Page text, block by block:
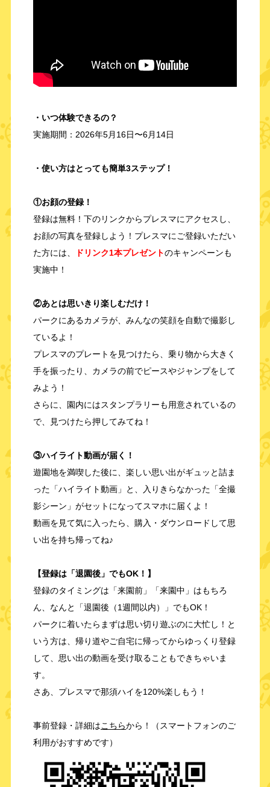
・いつ体験できるの？
実施期間：2026年5月16日〜6月14日
・使い方はとっても簡単3ステップ！
①お顔の登録！
登録は無料！下のリンクからプレスマにアクセスし、
お顔の写真を登録しよう！プレスマにご登録いただい
た方には、
ドリンク1本プレゼントのキャンペーンも
実施中！
②あとは思いきり楽しむだけ！
パークにあるカメラが、みんなの笑顔を自動で撮影し
ているよ！
プレスマのプレートを見つけたら、乗り物から大きく
手を振ったり、カメラの前でピースやジャンプをして
みよう！
さらに、園内にはスタンプラリーも用意されているの
で、見つけたら押してみてね！
③ハイライト動画が届く！
遊園地を満喫した後に、楽しい思い出がギュッと詰ま
った「ハイライト動画」と、入りきらなかった「全撮
影シーン」がセットになってスマホに届くよ！
動画を見て気に入ったら、購入・ダウンロードして思
い出を持ち帰ってね♪
【登録は「退園後」でもOK！】
登録のタイミングは「来園前」「来園中」はもちろ
ん、なんと「退園後（1週間以内）」でもOK！
パークに着いたらまずは思い切り遊ぶのに大忙し！と
いう方は、帰り道やご自宅に帰ってからゆっくり登録
して、思い出の動画を受け取ることもできちゃいま
す。
さあ、プレスマで那須ハイを120%楽しもう！
事前登録・詳細はこちらから！（スマートフォンのご
利用がおすすめです）